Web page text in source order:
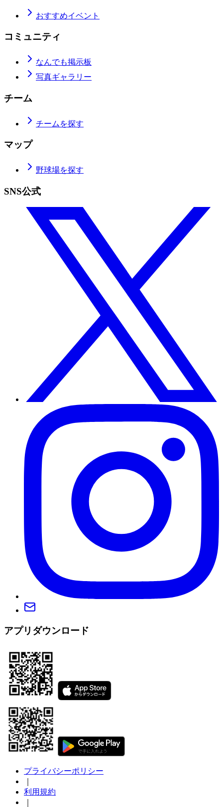
おすすめイベント
コミュニティ
なんでも掲示板
写真ギャラリー
チーム
チームを探す
マップ
野球場を探す
SNS公式
アプリダウンロード
プライバシーポリシー
利用規約